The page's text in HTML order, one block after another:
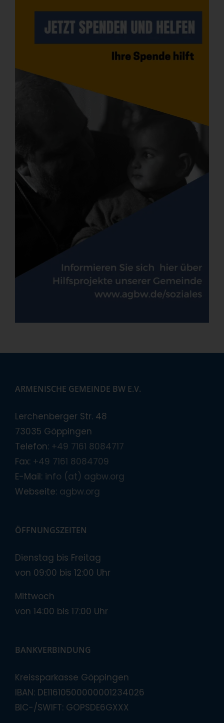
ARMENISCHE GEMEINDE BW E.V.
Lerchenberger Str. 48
73035 Göppingen
Telefon: +49 7161 8084717
Fax: +49 7161 8084709
E-Mail: info (at) agbw.org
Webseite: agbw.org
ÖFFNUNGSZEITEN
Dienstag bis Freitag
von 09:00 bis 12:00 Uhr
Mittwoch
von 14:00 bis 17:00 Uhr
BANKVERBINDUNG
Kreissparkasse Göppingen
IBAN: DE11610500000001234026
BIC-/SWIFT: GOPSDE6GXXX